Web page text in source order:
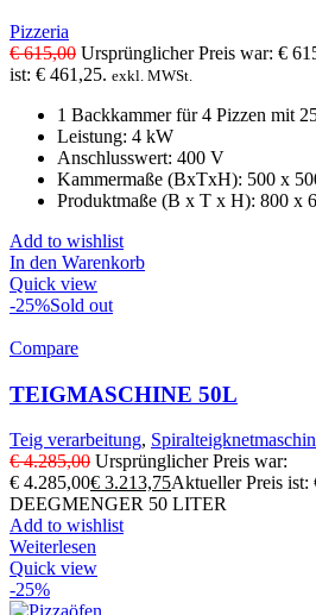
Pizzeria
€615,00 Ursprünglicher Preis war: €
ist: € 461,25. exkl. MWSt.
1 Backkammer für 4 Pizzen mit
Leistung: 4 kW
Anschlusswert: 400 V
Kammermaße (BxTxH): 500 x
Produktmaße (B x T x H): 800 x
Add to wishlist
In den Warenkorb
Quick view
-25%Sold out
Compare
TEIGMASCHINE 50L
Teig verarbeitung,
€4.285,00 Ursprünglicher Preis war:
€ 4.285,00€ 3.213,75Aktueller Preis ist:
DEEGMENGER 50 LITER
Add to wishlist
Weiterlesen
Quick view
-25%